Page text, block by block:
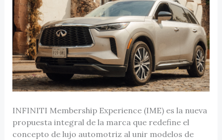
INFINITI Membership Experience (IME) es la nueva
propuesta integral de la marca que redefine el
concepto de lujo automotriz al unir modelos de